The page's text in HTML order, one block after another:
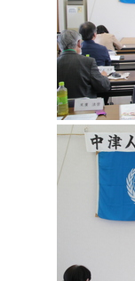
移住・定住
行政・計画